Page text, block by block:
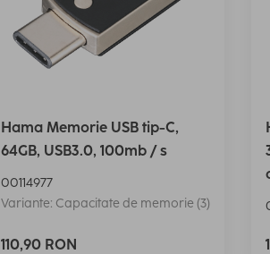
Hama Memorie USB tip-C,
64GB, USB3.0, 100mb / s
00114977
Variante: Capacitate de memorie (3)
110,90 RON